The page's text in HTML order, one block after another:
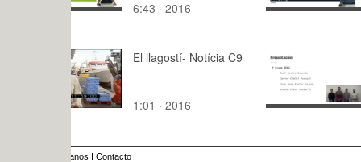
6:43 · 2016
2:21 · 2018
El llagostí- Notícia C9
1:01 · 2016
Grupo
Javier,
Vicent) -
7:29 · 2017